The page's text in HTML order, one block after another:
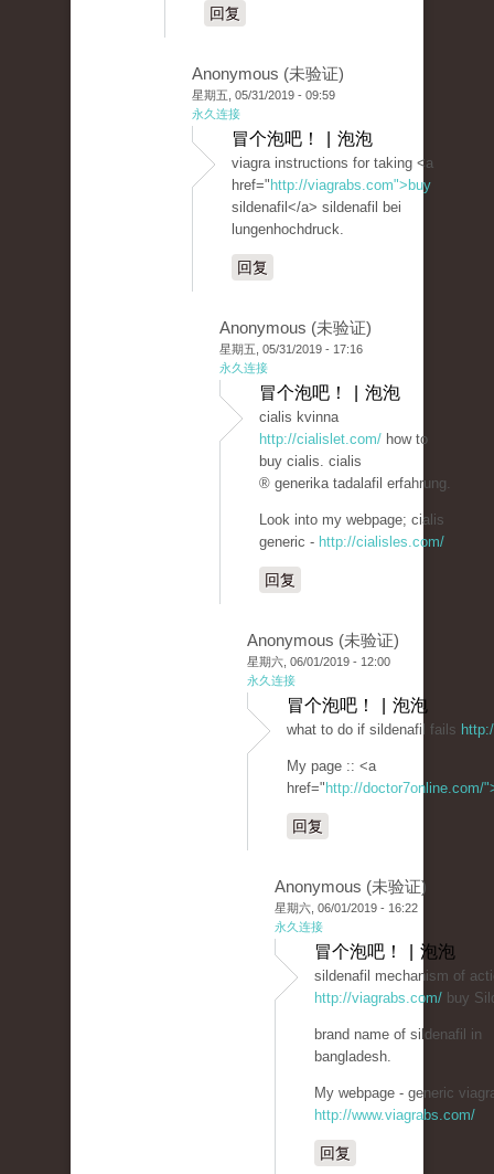
回复
Anonymous (未验证)
星期五, 05/31/2019 - 09:59
永久连接
冒个泡吧！ | 泡泡
viagra instructions for taking <a
href=" http://viagrabs.com">buy
sildenafil</a> sildenafil bei
lungenhochdruck.
回复
Anonymous (未验证)
星期五, 05/31/2019 - 17:16
永久连接
冒个泡吧！ | 泡泡
cialis kvinna
http://cialislet.com/ how to
buy cialis. cialis
® generika tadalafil erfahrung.
Look into my webpage; cialis
generic - http://cialisles.com/
回复
Anonymous (未验证)
星期六, 06/01/2019 - 12:00
永久连接
冒个泡吧！ | 泡泡
what to do if sildenafil fails
My page :: <a
href=" http://doctor7online.com/
回复
Anonymous (未验证)
星期六, 06/01/2019 - 16:22
永久连接
冒个泡吧！ | 泡泡
sildenafil mechanism of
http://viagrabs.com/ buy
brand name of sildenafil in
bangladesh.
My webpage - generic
http://www.viagrabs.com/
回复